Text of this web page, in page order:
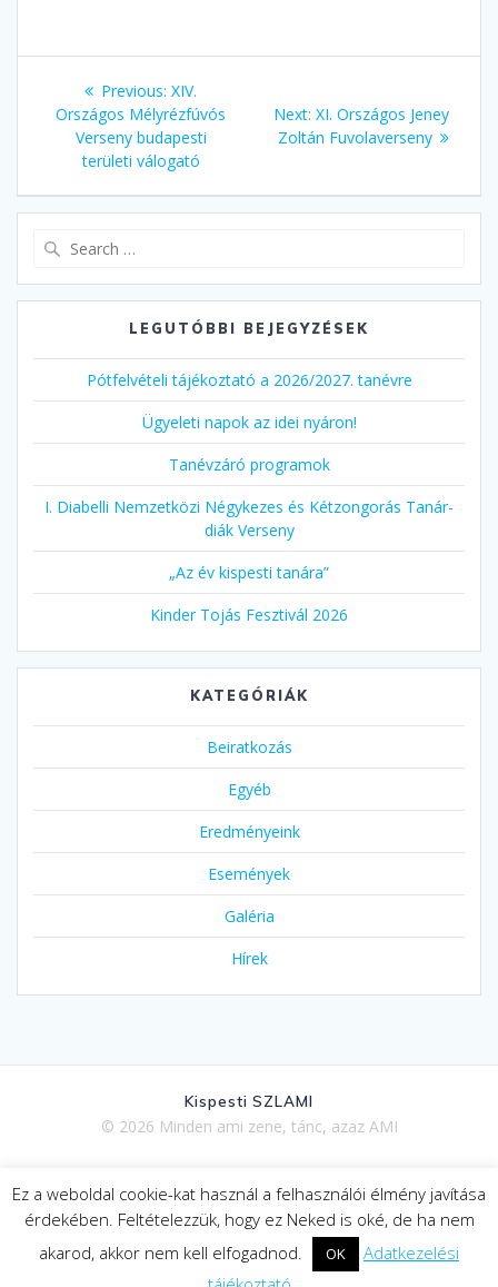
Bejegyzés
navigáció
Previous: Previous
post:
XIV.
Országos Mélyrézfúvós
Verseny budapesti
területi válogató
Next: Next
post:
XI. Országos Jeney
Zoltán Fuvolaverseny
LEGUTÓBBI BEJEGYZÉSEK
Pótfelvételi tájékoztató a 2026/2027. tanévre
Ügyeleti napok az idei nyáron!
Tanévzáró programok
I. Diabelli Nemzetközi Négykezes és Kétzongorás Tanár-
diák Verseny
„Az év kispesti tanára”
Kinder Tojás Fesztivál 2026
KATEGÓRIÁK
Beiratkozás
Egyéb
Eredményeink
Események
Galéria
Hírek
Kispesti SZLAMI
© 2026 Minden ami zene, tánc, azaz AMI
Adatkezelési tájékoztató
Ez a weboldal cookie-kat használ a felhasználói élmény javítása
érdekében. Feltételezzük, hogy ez Neked is oké, de ha nem
akarod, akkor nem kell elfogadnod.
OK
Adatkezelési